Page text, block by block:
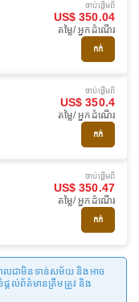
ចាប់ផ្ដើមពី
US$ 350.04
តម្លៃ/ អ្នកដំណើរ
កក់
ចាប់ផ្ដើមពី
US$ 350.4
តម្លៃ/ អ្នកដំណើរ
កក់
ចាប់ផ្ដើមពី
US$ 350.47
តម្លៃ/ អ្នកដំណើរ
កក់
ែលជាមិនទាន់សម័យ និងអាច
តល់ព័ត៌មានត្រឹមត្រូវ និង